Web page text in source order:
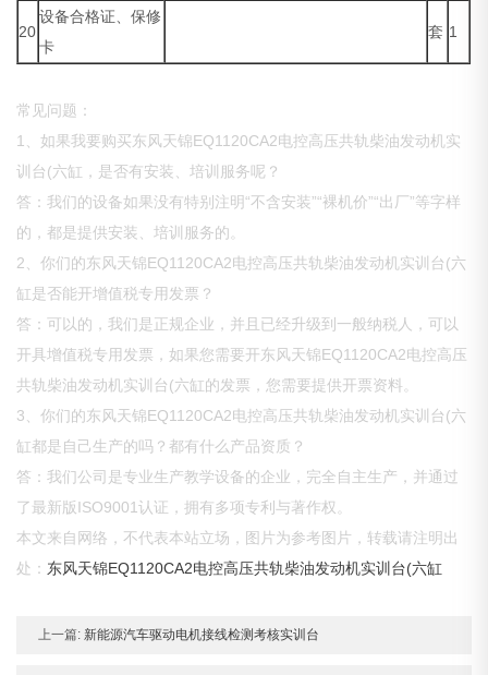
20
设备合格证、保修
卡
套 1
常见问题：
1、如果我要购买东风天锦EQ1120CA2电控高压共轨柴油发动机实
训台(六缸，是否有安装、培训服务呢？
答：我们的设备如果没有特别注明“不含安装”“裸机价”“出厂”等字样
的，都是提供安装、培训服务的。
2、你们的东风天锦EQ1120CA2电控高压共轨柴油发动机实训台(六
缸是否能开增值税专用发票？
答：可以的，我们是正规企业，并且已经升级到一般纳税人，可以
开具增值税专用发票，如果您需要开东风天锦EQ1120CA2电控高压
共轨柴油发动机实训台(六缸的发票，您需要提供开票资料。
3、你们的东风天锦EQ1120CA2电控高压共轨柴油发动机实训台(六
缸都是自己生产的吗？都有什么产品资质？
答：我们公司是专业生产教学设备的企业，完全自主生产，并通过
了最新版ISO9001认证，拥有多项专利与著作权。
本文来自网络，不代表本站立场，图片为参考图片，转载请注明出
处： 东风天锦EQ1120CA2电控高压共轨柴油发动机实训台(六缸
上一篇: 新能源汽车驱动电机接线检测考核实训台